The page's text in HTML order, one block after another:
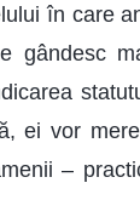
în care
gândesc
ei vor
–